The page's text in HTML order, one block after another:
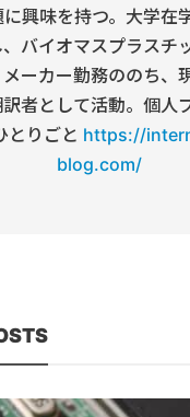
興味を持つ。大学在
バイオマスプラスチ
ーカー勤務ののち、
者として活動。個人
とりごと https://
blog.com/